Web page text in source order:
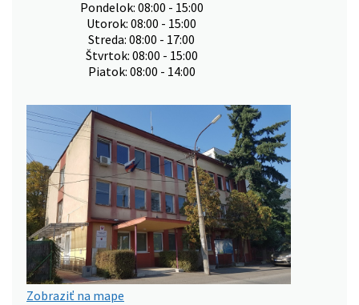
Pondelok: 08:00 - 15:00
Utorok: 08:00 - 15:00
Streda: 08:00 - 17:00
Štvrtok: 08:00 - 15:00
Piatok: 08:00 - 14:00
Zobraziť na mape